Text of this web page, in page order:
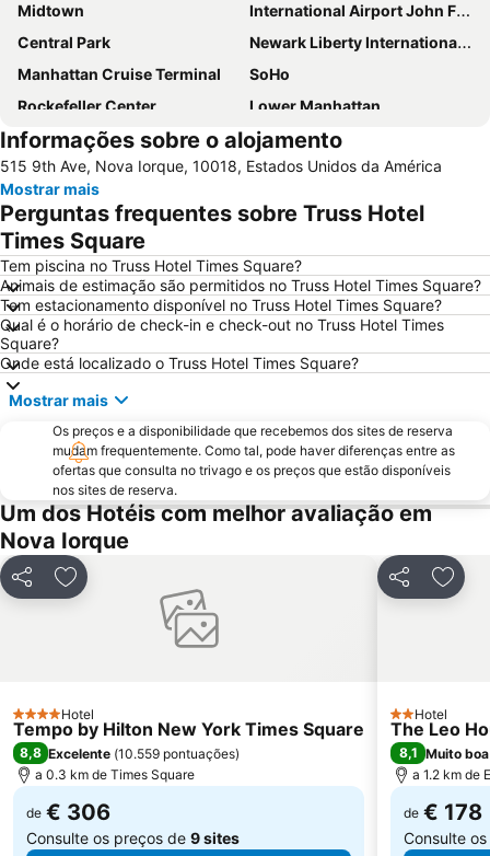
Midtown
International Airport John F. Kennedy
Central Park
Newark Liberty International Airport
Manhattan Cruise Terminal
SoHo
Rockefeller Center
Lower Manhattan
Chelsea
Long Island City
Aeroporto LaGuardia
Madison Square Garden
Metrô de Nova York City
Upper West Side
5th Ave 53rd St Metro Station
Hell's Kitchen
Upper East Side
Times Sq 42nd St Metro Station
Broadway
Lower East Side
Pennsylvania Station
34th St Penn Station Metro Station
NYC Run
Astoria
Greenwich Village
Macy's Herald Square 34th Street
West Village
7th Ave Metro Station
Financial District
8th Ave Metro Station
Fifth Avenue
Ponte do Brooklyn
Harlem
Port Authority Central Station
Sede das Nações Unidas
Museum of the City of New York
Williamsburg
Informações sobre o alojamento
515 9th Ave, Nova Iorque, 10018, Estados Unidos da América
Mostrar mais
Perguntas frequentes sobre Truss Hotel
Times Square
Tem piscina no Truss Hotel Times Square?
Animais de estimação são permitidos no Truss Hotel Times Square?
Tem estacionamento disponível no Truss Hotel Times Square?
Qual é o horário de check-in e check-out no Truss Hotel Times
Square?
Onde está localizado o Truss Hotel Times Square?
Mostrar mais
Os preços e a disponibilidade que recebemos dos sites de reserva
mudam frequentemente. Como tal, pode haver diferenças entre as
ofertas que consulta no trivago e os preços que estão disponíveis
nos sites de reserva.
Um dos Hotéis com melhor avaliação em
Nova Iorque
PartilharAdicionar aos favoritos
4 Estrelas
Hotel
Tempo by Hilton New York Times Square
8,8 Excelente (10.559 pontuações)
a 0.3 km de Times Square
de € 306
Consulte os preços de 9 sites
Partilhar
2 Estrelas
Hotel
The Leo
8,1 Muito boa
a 1.2 km de
de € 178
Consulte